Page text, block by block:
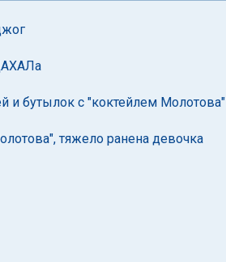
и бутылок с "коктейлем Молотова"
тяжело ранена девочка